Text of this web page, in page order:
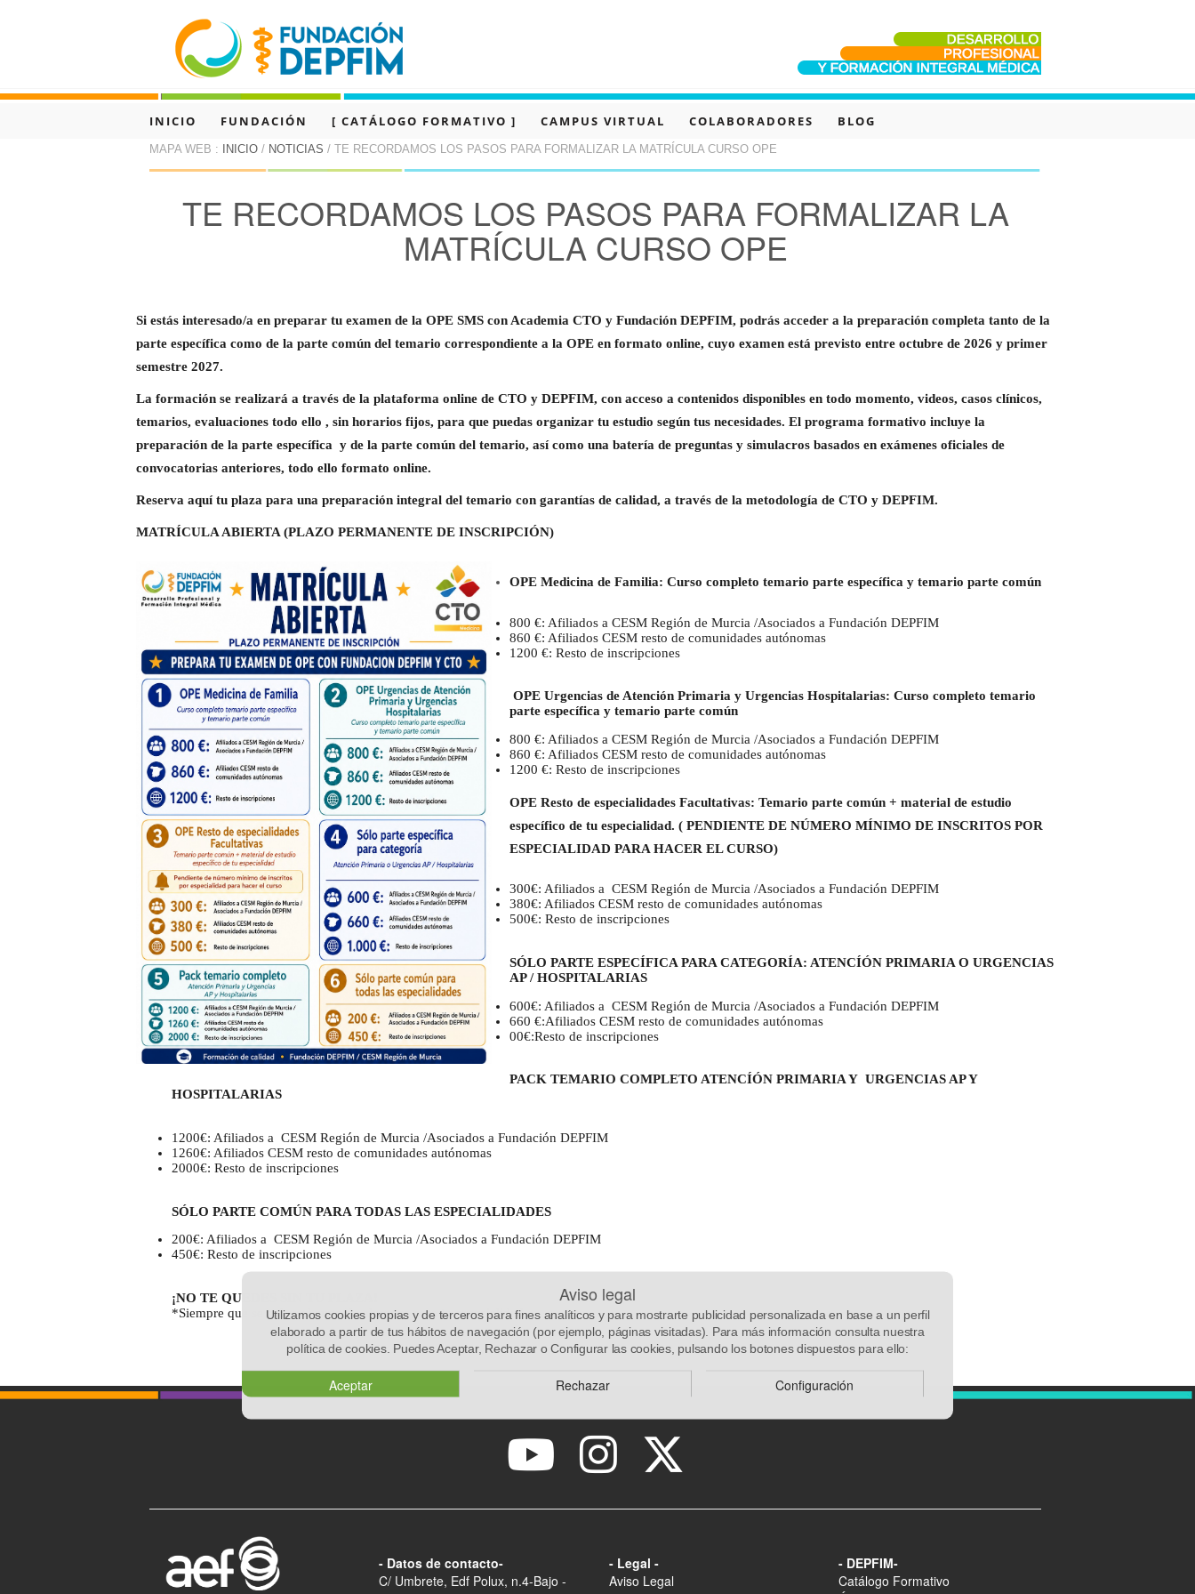
Aviso legal
Utilizamos cookies propias y de terceros para fines analíticos y para mostrarte publicidad personalizada en base a un perfil
elaborado a partir de tus hábitos de navegación (por ejemplo, páginas visitadas). Para más información consulta nuestra
política de cookies. Puedes Aceptar, Rechazar o Configurar las cookies, pulsando los botones dispuestos para ello:
Aceptar Rechazar Configuración
INICIO FUNDACIÓN [ CATÁLOGO FORMATIVO ] CAMPUS VIRTUAL COLABORADORES BLOG
TRANSPARENCIA CONTACTO
MAPA WEB : INICIO / NOTICIAS / TE RECORDAMOS LOS PASOS PARA FORMALIZAR LA MATRÍCULA CURSO OPE
TE RECORDAMOS LOS PASOS PARA FORMALIZAR LA
MATRÍCULA CURSO OPE
Si estás interesado/a en preparar tu examen de la OPE SMS con Academia CTO y Fundación DEPFIM, podrás acceder a la preparación completa tanto de la
parte específica como de la parte común del temario correspondiente a la OPE en formato online, cuyo examen está previsto entre octubre de 2026 y primer
semestre 2027.
La formación se realizará a través de la plataforma online de CTO y DEPFIM, con acceso a contenidos disponibles en todo momento, videos, casos clínicos,
temarios, evaluaciones todo ello , sin horarios fijos, para que puedas organizar tu estudio según tus necesidades. El programa formativo incluye la
preparación de la parte específica y de la parte común del temario, así como una batería de preguntas y simulacros basados en exámenes oficiales de
convocatorias anteriores, todo ello formato online.
Reserva aquí tu plaza para una preparación integral del temario con garantías de calidad, a través de la metodología de CTO y DEPFIM.
MATRÍCULA ABIERTA (PLAZO PERMANENTE DE INSCRIPCIÓN)
OPE Medicina de Familia: Curso completo temario parte específica y temario parte común
800 €: Afiliados a CESM Región de Murcia /Asociados a Fundación DEPFIM
860 €: Afiliados CESM resto de comunidades autónomas
1200 €: Resto de inscripciones
OPE Urgencias de Atención Primaria y Urgencias Hospitalarias: Curso completo temario
parte específica y temario parte común
800 €: Afiliados a CESM Región de Murcia /Asociados a Fundación DEPFIM
860 €: Afiliados CESM resto de comunidades autónomas
1200 €: Resto de inscripciones
OPE Resto de especialidades Facultativas: Temario parte común + material de estudio
específico de tu especialidad. ( PENDIENTE DE NÚMERO MÍNIMO DE INSCRITOS POR
ESPECIALIDAD PARA HACER EL CURSO)
300€: Afiliados a CESM Región de Murcia /Asociados a Fundación DEPFIM
380€: Afiliados CESM resto de comunidades autónomas
500€: Resto de inscripciones
SÓLO PARTE ESPECÍFICA PARA CATEGORÍA: ATENCÍÓN PRIMARIA O URGENCIAS
AP / HOSPITALARIAS
600€: Afiliados a CESM Región de Murcia /Asociados a Fundación DEPFIM
660 €:Afiliados CESM resto de comunidades autónomas
00€:Resto de inscripciones
PACK TEMARIO COMPLETO ATENCÍÓN PRIMARIA Y URGENCIAS AP Y
HOSPITALARIAS
1200€: Afiliados a CESM Región de Murcia /Asociados a Fundación DEPFIM
1260€: Afiliados CESM resto de comunidades autónomas
2000€: Resto de inscripciones
SÓLO PARTE COMÚN PARA TODAS LAS ESPECIALIDADES
200€: Afiliados a CESM Región de Murcia /Asociados a Fundación DEPFIM
450€: Resto de inscripciones
¡NO TE QUEDES SIN TU PLAZA!
*Siempre que se cubra el cupo de alumnos para tu especialidad
- Datos de contacto-
C/ Umbrete, Edf Polux, n.4-Bajo -
- Legal -
Aviso Legal
- DEPFIM-
Catálogo Formativo